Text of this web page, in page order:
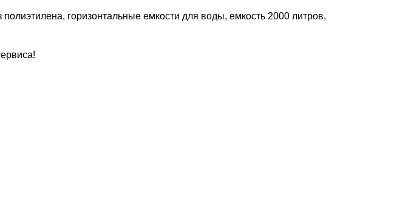
горизонтальные емкости для воды, емкость 2000 литров,